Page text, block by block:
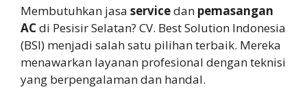
Membutuhkan jasa servicedan pemasangan
ACdi Pesisir Selatan? CV. Best Solution Indonesia
(BSI) menjadi salah satu pilihan terbaik. Mereka
menawarkan layanan profesional dengan teknisi
yang berpengalaman dan handal.